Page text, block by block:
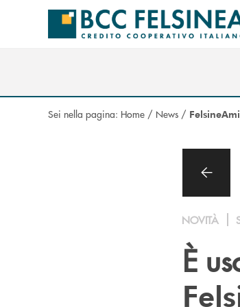
Salta al contenuto principale
Sei nella pagina: Home / News /
NOVITÀ
È